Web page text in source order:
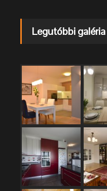
Legutóbbi galéria